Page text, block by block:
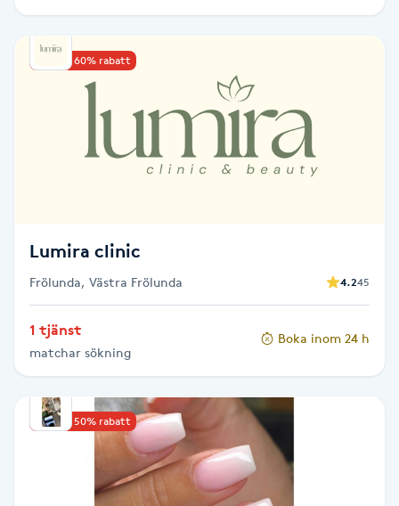
Brynformning
Brynplockning
Celluliter
Coachning
Color correction
Cryoterapi
Damklippning
Upp till 60% rabatt
Lumira clinic
Frölunda, Västra Frölunda 4.245
1 tjänst
matchar sökning
Boka inom 24 h
Upp till 50% rabatt